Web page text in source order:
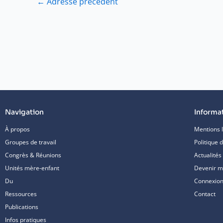
Navigation
À propos
Groupes de travail
Congrès & Réunions
Unités mère-enfant
Du
Ressources
Publications
Infos pratiques
Mentions
Politique
Actualités
Devenir
Contact